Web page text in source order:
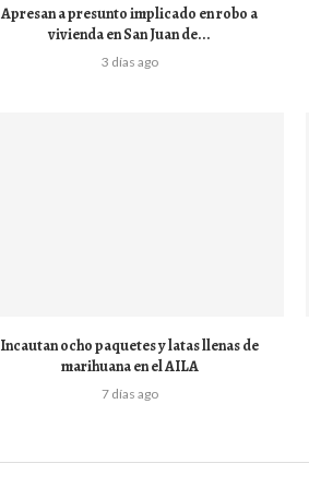
Apresan a presunto implicado en robo a
vivienda en San Juan de...
3 días ago
Incautan ocho paquetes y latas llenas de
marihuana en el AILA
7 días ago